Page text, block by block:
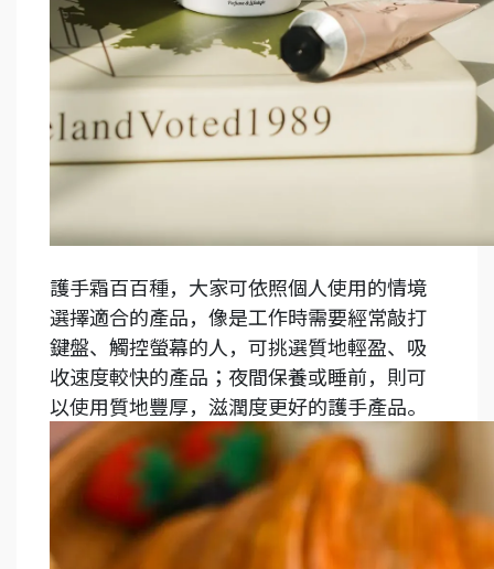
護手霜百百種，大家可依照個人使用的情境
選擇適合的產品，像是工作時需要經常敲打
鍵盤、觸控螢幕的人，可挑選質地輕盈、吸
收速度較快的產品；夜間保養或睡前，則可
以使用質地豐厚，滋潤度更好的護手產品。